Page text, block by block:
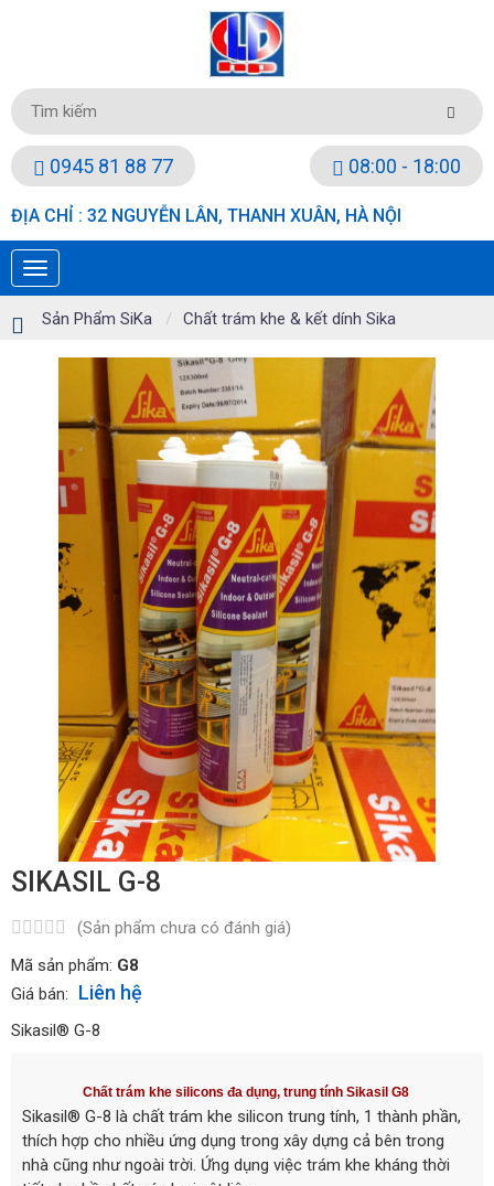
0945 81 88 77 08:00 - 18:00
ĐỊA CHỈ : 32 NGUYỄN LÂN, THANH XUÂN, HÀ NỘI
Sản Phẩm SiKa Chất trám khe & kết dính Sika
SIKASIL G-8
(Sản phẩm chưa có đánh giá)
Mã sản phẩm: G8
Giá bán:
Liên hệ
Sikasil® G-8
Chất trám khe silicons đa dụng, trung tính Sikasil G8
Sikasil® G-8 là chất trám khe silicon trung tính, 1 thành phần,
thích hợp cho nhiều ứng dụng trong xây dựng cả bên trong
nhà cũng như ngoài trời. Ứng dụng việc trám khe kháng thời